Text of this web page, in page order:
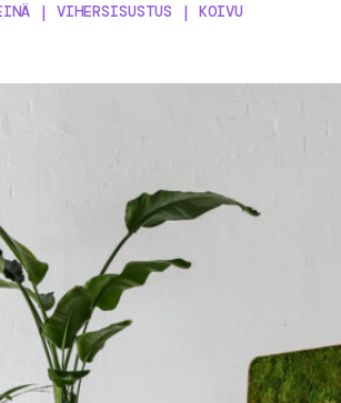
| VIHERSISUSTUS | KOIVU